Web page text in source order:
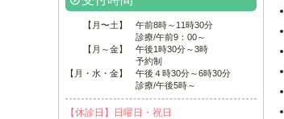
【月〜土】
午前8時～11時30分
診療/午前9：00～
【月～金】
午後1時30分～3時
予約制
【月・水・金】
午後４時30分～6時30分
診療/午後5時～
【休診日】日曜日・祝日